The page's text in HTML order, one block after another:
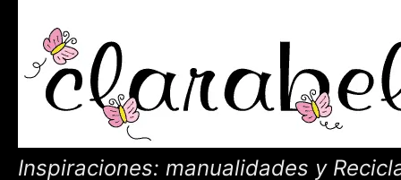
Inspiraciones: manualidades y